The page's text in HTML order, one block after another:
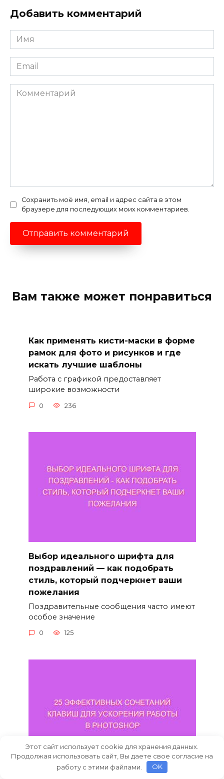
Добавить комментарий
Имя
*
Email
*
Комментарий
Сохранить моё имя, email и адрес сайта в этом
браузере для последующих моих комментариев.
Вам также может понравиться
Как применять кисти-маски в форме
рамок для фото и рисунков и где
искать лучшие шаблоны
Работа с графикой предоставляет
широкие возможности
0 236
Выбор идеального шрифта для
поздравлений — как подобрать
стиль, который подчеркнет ваши
пожелания
Поздравительные сообщения часто имеют
особое значение
0 125
Этот сайт использует cookie для хранения данных.
Продолжая использовать сайт, Вы даете свое согласие на
работу с этими файлами.
OK